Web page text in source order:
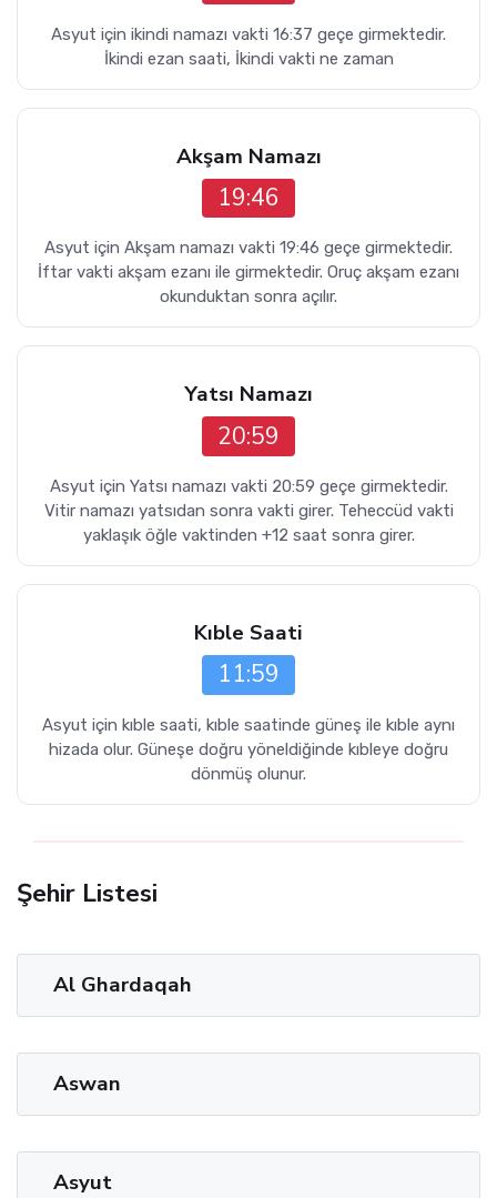
Asyut için ikindi namazı vakti 16:37 geçe girmektedir.
İkindi ezan saati, İkindi vakti ne zaman
Akşam Namazı
19:46
Asyut için Akşam namazı vakti 19:46 geçe girmektedir.
İftar vakti akşam ezanı ile girmektedir. Oruç akşam ezanı
okunduktan sonra açılır.
Yatsı Namazı
20:59
Asyut için Yatsı namazı vakti 20:59 geçe girmektedir.
Vitir namazı yatsıdan sonra vakti girer. Teheccüd vakti
yaklaşık öğle vaktinden +12 saat sonra girer.
Kıble Saati
11:59
Asyut için kıble saati, kıble saatinde güneş ile kıble aynı
hizada olur. Güneşe doğru yöneldiğinde kıbleye doğru
dönmüş olunur.
Şehir Listesi
Al Ghardaqah
Aswan
Asyut